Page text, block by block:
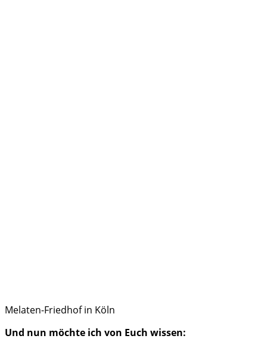
Melaten-Friedhof in Köln
Und nun möchte ich von Euch wissen: